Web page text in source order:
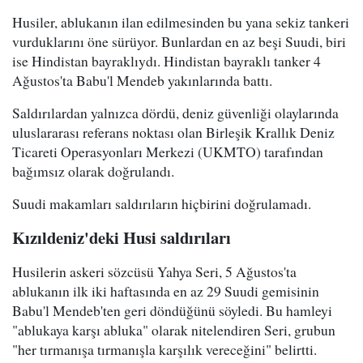
Husiler, ablukanın ilan edilmesinden bu yana sekiz tankeri
vurduklarını öne sürüyor. Bunlardan en az beşi Suudi, biri
ise Hindistan bayraklıydı. Hindistan bayraklı tanker 4
Ağustos'ta Babu'l Mendeb yakınlarında battı.
Saldırılardan yalnızca dördü, deniz güvenliği olaylarında
uluslararası referans noktası olan Birleşik Krallık Deniz
Ticareti Operasyonları Merkezi (UKMTO) tarafından
bağımsız olarak doğrulandı.
Suudi makamları saldırıların hiçbirini doğrulamadı.
Kızıldeniz'deki Husi saldırıları
Husilerin askeri sözcüsü Yahya Seri, 5 Ağustos'ta
ablukanın ilk iki haftasında en az 29 Suudi gemisinin
Babu'l Mendeb'ten geri döndüğünü söyledi. Bu hamleyi
"ablukaya karşı abluka" olarak nitelendiren Seri, grubun
"her tırmanışa tırmanışla karşılık vereceğini" belirtti.